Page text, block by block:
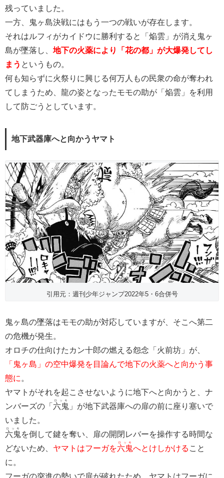
残っていました。
一方、鬼ヶ島決戦にはもう一つの戦いが存在します。
それはルフィがカイドウに勝利すると「焔雲」が消え鬼ヶ
島が墜落し、 地下の火薬により「花の都」が大爆発してし
まう というもの。
何も知らずに火祭りに興じる何万人もの民衆の命が奪われ
てしまうため、龍の姿となったモモの助が「焔雲」を利用
して防ごうとしています。
地下武器庫へと向かうヤマト
引用元：週刊少年ジャンプ2022年5・6合併号
鬼ヶ島の墜落はモモの助が対応していますが、そこへ第二
の危機が発生。
オロチの仕向けたカン十郎の燃える怨念「火前坊」が、
「鬼ヶ島」の空中爆発を目論んで地下の火薬へと向かう事
態に。
ヤマトがそれを起こさせないように地下へと向かうと、ナ
ンバーズの「 六鬼
ロッキ
」が地下武器庫への扉の前に座り塞いで
いました。
六鬼
ロッキ
を倒して鍵を奪い、扉の開閉レバーを操作する時間な
どないため、 ヤマトはフーガを六鬼
ロッキ
へとけしかける こと
に。